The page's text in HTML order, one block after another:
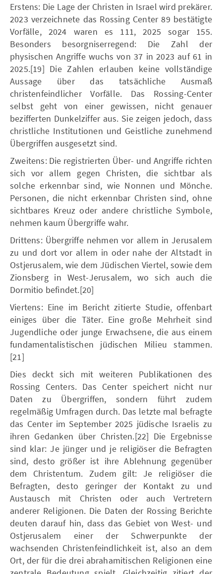
Erstens: Die Lage der Christen in Israel wird prekärer.
2023 verzeichnete das Rossing Center 89 bestätigte
Vorfälle, 2024 waren es 111, 2025 sogar 155.
Besonders besorgniserregend: Die Zahl der
physischen Angriffe wuchs von 37 in 2023 auf 61 in
2025.[19] Die Zahlen erlauben keine vollständige
Aussage über das tatsächliche Ausmaß
christenfeindlicher Vorfälle. Das Rossing-Center
selbst geht von einer gewissen, nicht genauer
bezifferten Dunkelziffer aus. Sie zeigen jedoch, dass
christliche Institutionen und Geistliche zunehmend
Übergriffen ausgesetzt sind.
Zweitens: Die registrierten Über- und Angriffe richten
sich vor allem gegen Christen, die sichtbar als
solche erkennbar sind, wie Nonnen und Mönche.
Personen, die nicht erkennbar Christen sind, ohne
sichtbares Kreuz oder andere christliche Symbole,
nehmen kaum Übergriffe wahr.
Drittens: Übergriffe nehmen vor allem in Jerusalem
zu und dort vor allem in oder nahe der Altstadt in
Ostjerusalem, wie dem Jüdischen Viertel, sowie dem
Zionsberg in West-Jerusalem, wo sich auch die
Dormitio befindet.[20]
Viertens: Eine im Bericht zitierte Studie, offenbart
einiges über die Täter. Eine große Mehrheit sind
Jugendliche oder junge Erwachsene, die aus einem
fundamentalistischen jüdischen Milieu stammen.
[21]
Dies deckt sich mit weiteren Publikationen des
Rossing Centers. Das Center speichert nicht nur
Daten zu Übergriffen, sondern führt zudem
regelmäßig Umfragen durch. Das letzte mal befragte
das Center im September 2025 jüdische Israelis zu
ihren Gedanken über Christen.[22] Die Ergebnisse
sind klar: Je jünger und je religiöser die Befragten
sind, desto größer ist ihre Ablehnung gegenüber
dem Christentum. Zudem gilt: Je religiöser die
Befragten, desto geringer der Kontakt zu und
Austausch mit Christen oder auch Vertretern
anderer Religionen. Die Daten der Rossing Berichte
deuten darauf hin, dass das Gebiet von West- und
Ostjerusalem einer der Schwerpunkte der
wachsenden Christenfeindlichkeit ist, also an dem
Ort, der für die drei abrahamitischen Religionen eine